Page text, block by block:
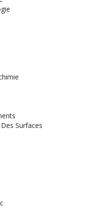
Surfaces